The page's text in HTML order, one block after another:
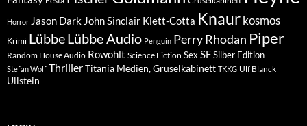
Horror Jason Dark John Sinclair Klett-Cotta Knaur kosmos
Krimi LübbeLübbe Audio Penguin Perry Rhodan Piper
Random House Audio Rowohlt Science Fiction Sex SFSilber Edition
Stefan Wolf ThrillerTitania Medien, Gruselkabinett TKKG Ulf Blanck
Ullstein